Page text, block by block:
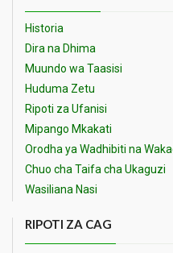
Historia
Dira na Dhima
Muundo wa Taasisi
Huduma Zetu
Ripoti za Ufanisi
Mipango Mkakati
Orodha ya Wadhibiti na
Chuo cha Taifa cha Ukaguzi
Wasiliana Nasi
RIPOTI ZA CAG